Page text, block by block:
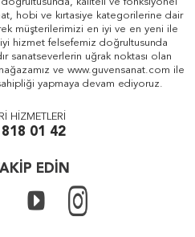
kaliteli ve fonksiyonel
hobi ve kırtasiye kategorilerine dair
müşterilerimizi en iyi ve en yeni ile
hizmet felsefemiz doğrultusunda
sanatseverlerin uğrak noktası olan
ve www.guvensanat.com ile
yapmaya devam ediyoruz.
HİZMETLERİ
01 42
EDİN